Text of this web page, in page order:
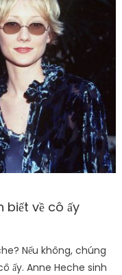
biết về cô ấy
Nếu không, chúng
ấy. Anne Heche sinh